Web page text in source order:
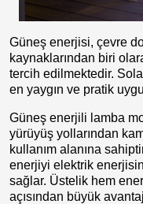
Güneş enerjisi, çevre
kaynaklarından biri
tercih edilmektedir.
en yaygın ve pratik
Güneş enerjili lamba
yürüyüş yollarından
kullanım alanına
enerjiyi elektrik
sağlar. Üstelik hem
açısından büyük